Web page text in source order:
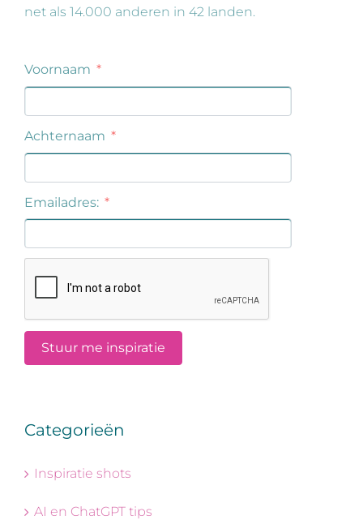
net als 14.000 anderen in 42 landen.
Categorieën
Inspiratie shots
AI en ChatGPT tips